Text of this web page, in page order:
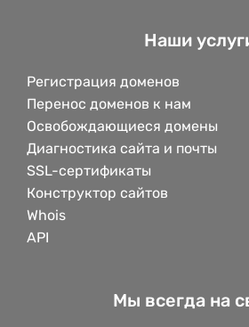
Наши
Регистрация доменов
Перенос доменов к нам
Освобождающиеся домены
Диагностика сайта и почты
SSL-сертификаты
Конструктор сайтов
Whois
API
Мы всегда на